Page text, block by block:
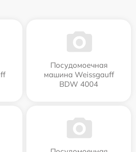
Посудомоечная
машина Weissgauff
BDW 4004